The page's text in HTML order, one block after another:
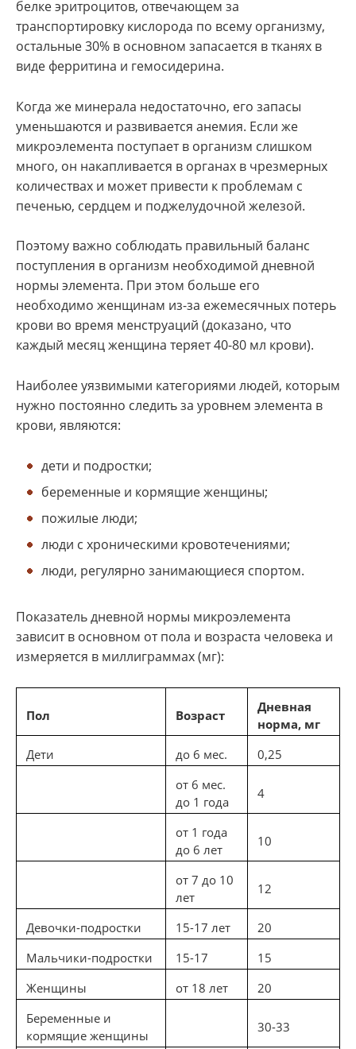
белке эритроцитов, отвечающем за
транспортировку кислорода по всему организму,
остальные 30% в основном запасается в тканях в
виде ферритина и гемосидерина.
Когда же минерала недостаточно, его запасы
уменьшаются и развивается анемия. Если же
микроэлемента поступает в организм слишком
много, он накапливается в органах в чрезмерных
количествах и может привести к проблемам с
печенью, сердцем и поджелудочной железой.
Поэтому важно соблюдать правильный баланс
поступления в организм необходимой дневной
нормы элемента. При этом больше его
необходимо женщинам из-за ежемесячных потерь
крови во время менструаций (доказано, что
каждый месяц женщина теряет 40-80 мл крови).
Наиболее уязвимыми категориями людей, которым
нужно постоянно следить за уровнем элемента в
крови, являются:
дети и подростки;
беременные и кормящие женщины;
пожилые люди;
люди с хроническими кровотечениями;
люди, регулярно занимающиеся спортом.
Показатель дневной нормы микроэлемента
зависит в основном от пола и возраста человека и
измеряется в миллиграммах (мг):
Пол Возраст
Дневная
норма, мг
Дети
до 6 мес.
0,25
от 6 мес.
до 1 года
4
от 1 года
до 6 лет
10
от 7 до 10
лет
12
Девочки-подростки 15-17 лет
20
Мальчики-подростки
15-17
15
Женщины
от 18 лет
20
Беременные и
кормящие женщины
30-33